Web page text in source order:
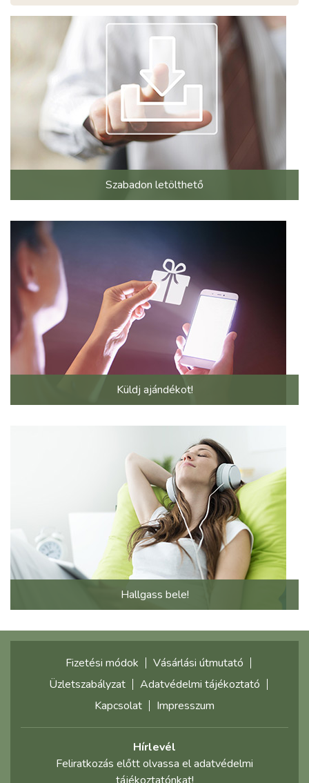
Szabadon letölthető
Küldj ajándékot!
Hallgass bele!
Fizetési módok
Vásárlási útmutató
Üzletszabályzat
Adatvédelmi tájékoztató
Kapcsolat
Impresszum
Hírlevél
Feliratkozás előtt olvassa el adatvédelmi